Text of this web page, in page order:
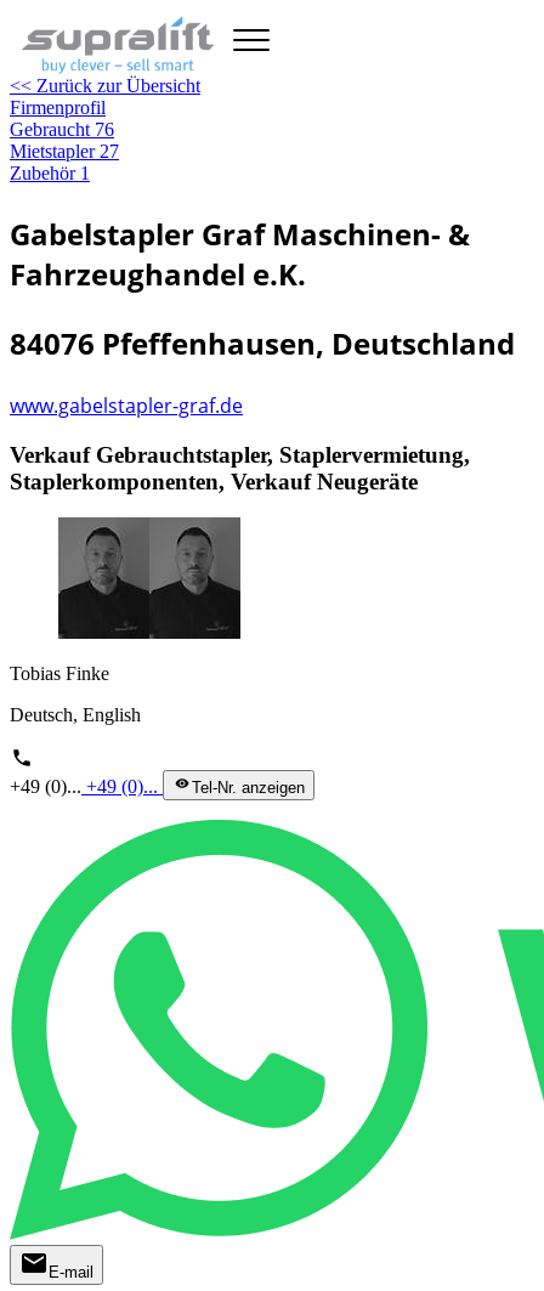
<< Zurück zur Übersicht
Firmenprofil
Gebraucht 76
Mietstapler27
Zubehör1
Gabelstapler Graf Maschinen- &
Fahrzeughandel e.K.
84076 Pfeffenhausen, Deutschland
www.gabelstapler-graf.de
Verkauf Gebrauchtstapler, Staplervermietung,
Staplerkomponenten, Verkauf Neugeräte
Tobias Finke
Deutsch, English
phone
+49 (0)... +49 (0)... visibilityTel-Nr. anzeigen
mail E-mail